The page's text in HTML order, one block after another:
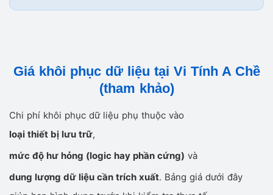
Giá khôi phục dữ liệu tại Vi Tính A Chề
(tham khảo)
Chi phí khôi phục dữ liệu phụ thuộc vào
loại thiết bị lưu trữ,
mức độ hư hỏng (logic hay phần cứng) và
dung lượng dữ liệu cần trích xuất. Bảng giá dưới đây